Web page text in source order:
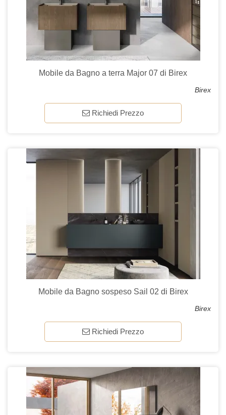
Mobile da Bagno a terra Major 07 di Birex
Birex
Richiedi Prezzo
Mobile da Bagno sospeso Sail 02 di Birex
Birex
Richiedi Prezzo